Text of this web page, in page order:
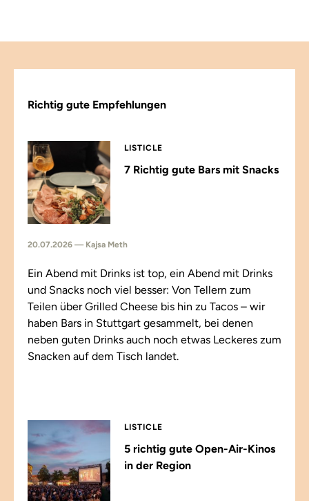
Richtig gute Empfehlungen
LISTICLE
7 Richtig gute Bars mit Snacks
20.07.2026 — Kajsa Meth
Ein Abend mit Drinks ist top, ein Abend mit Drinks
und Snacks noch viel besser: Von Tellern zum
Teilen über Grilled Cheese bis hin zu Tacos – wir
haben Bars in Stuttgart gesammelt, bei denen
neben guten Drinks auch noch etwas Leckeres zum
Snacken auf dem Tisch landet.
LISTICLE
5 richtig gute Open-Air-Kinos
in der Region